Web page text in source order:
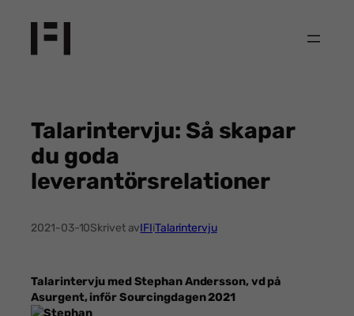
innehåll
Talarintervju: Så skapar
du goda
leverantörsrelationer
2021-03-10Skrivet avIFIiTalarintervju
Talarintervju med Stephan Andersson, vd på
Asurgent, inför Sourcingdagen 2021